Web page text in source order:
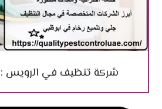
شركة تنظيف في الرويس :0545307678